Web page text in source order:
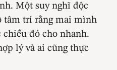
Một suy nghĩ độc
tâm trí rằng mai mình
chiều đó cho nhanh.
lý và ai cũng thực